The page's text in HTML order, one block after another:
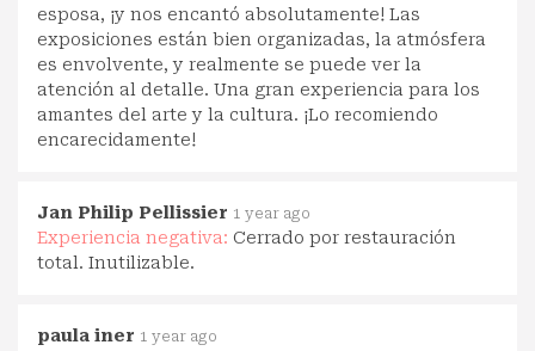
esposa, ¡y nos encantó absolutamente! Las
exposiciones están bien organizadas, la atmósfera
es envolvente, y realmente se puede ver la
atención al detalle. Una gran experiencia para los
amantes del arte y la cultura. ¡Lo recomiendo
encarecidamente!
Jan Philip Pellissier 1 year ago
Experiencia negativa: Cerrado por restauración
total. Inutilizable.
paula iner 1 year ago